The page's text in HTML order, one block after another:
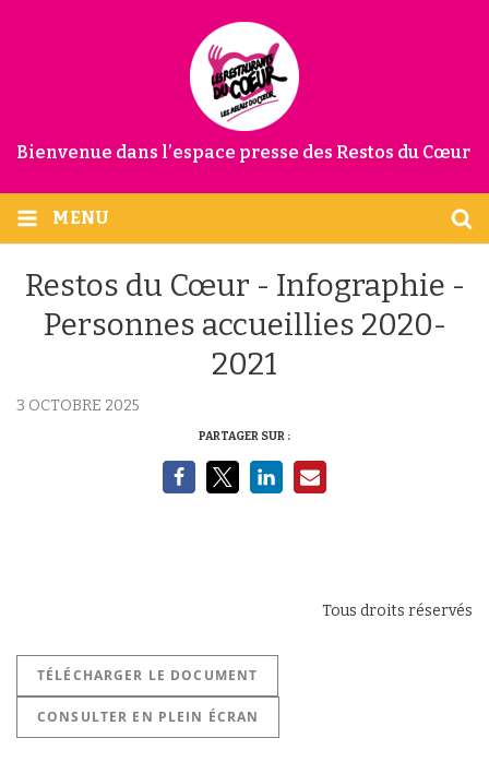
Bienvenue dans l’espace presse des Restos du Cœur
MENU
Restos du Cœur - Infographie -
Personnes accueillies 2020-
2021
3 OCTOBRE 2025
PARTAGER SUR :
Tous droits réservés
TÉLÉCHARGER LE DOCUMENT
CONSULTER EN PLEIN ÉCRAN